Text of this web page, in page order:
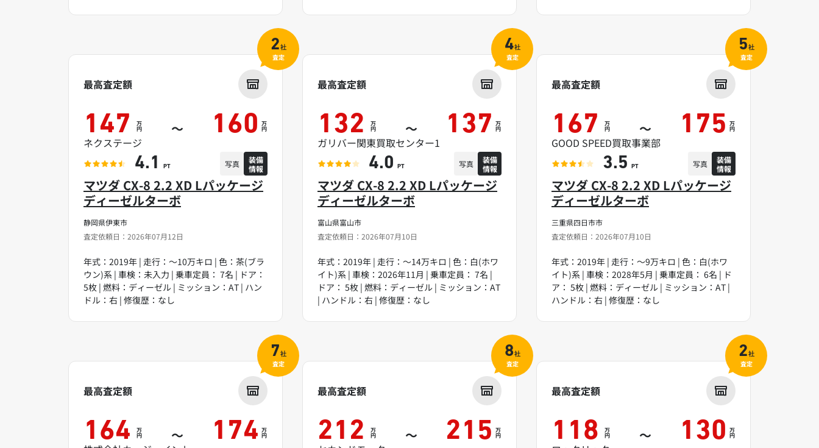
静岡県伊東市
査定依頼日：2026年07月12日
マツダ CX-8 2.2 XD Lパッケージ
ディーゼルターボ
年式：2019年 | 走行：～10万キロ | 色：茶(ブラ
ウン)系 | 車検：未入力 | 乗車定員： 7名 | ドア：
5枚 | 燃料：ディーゼル | ミッション：AT | ハン
ドル：右 | 修復歴：なし
最高査定額
147 万
円 ～ 160 万
円
ネクステージ
4.1 PT 写真
装備
情報
2社
査定
富山県富山市
査定依頼日：2026年07月10日
マツダ CX-8 2.2 XD Lパッケージ
ディーゼルターボ
年式：2019年 | 走行：～14万キロ | 色：白(ホワ
イト)系 | 車検：2026年11月 | 乗車定員： 7名 |
ドア： 5枚 | 燃料：ディーゼル | ミッション：AT
| ハンドル：右 | 修復歴：なし
最高査定額
132 万
円 ～ 137 万
円
ガリバー関東買取センター1
4.0 PT 写真
装備
情報
4社
査定
三重県四日市市
査定依頼日：2026年07月10日
マツダ CX-8 2.2 XD Lパッケージ
ディーゼルターボ
年式：2019年 | 走行：～9万キロ | 色：白(ホワ
イト)系 | 車検：2028年5月 | 乗車定員： 6名 | ド
ア： 5枚 | 燃料：ディーゼル | ミッション：AT |
ハンドル：右 | 修復歴：なし
最高査定額
167 万
円 ～ 175 万
円
GOOD SPEED買取事業部
3.5 PT 写真
装備
情報
5社
査定
最高査定額
164 万
円 ～ 174 万
円
7社
査定
最高査定額
212 万
円 ～ 215 万
円
8社
査定
最高査定額
118 万
円 ～ 130 万
円
2社
査定